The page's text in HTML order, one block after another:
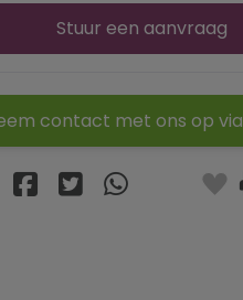
Stuur een aanvraag
contact met ons op via